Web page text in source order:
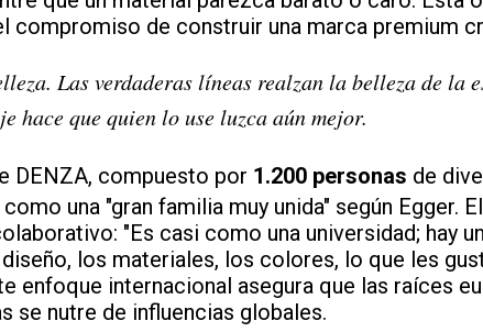
compromiso de construir una marca premium
Las verdaderas líneas realzan la belleza de la
hace que quien lo use luzca aún mejor.
DENZA, compuesto por 1.200 personas de
una "gran familia muy unida" según Egger.
"Es casi como una universidad; hay
los materiales, los colores, lo que les
enfoque internacional asegura que las raíces
se nutre de influencias globales.